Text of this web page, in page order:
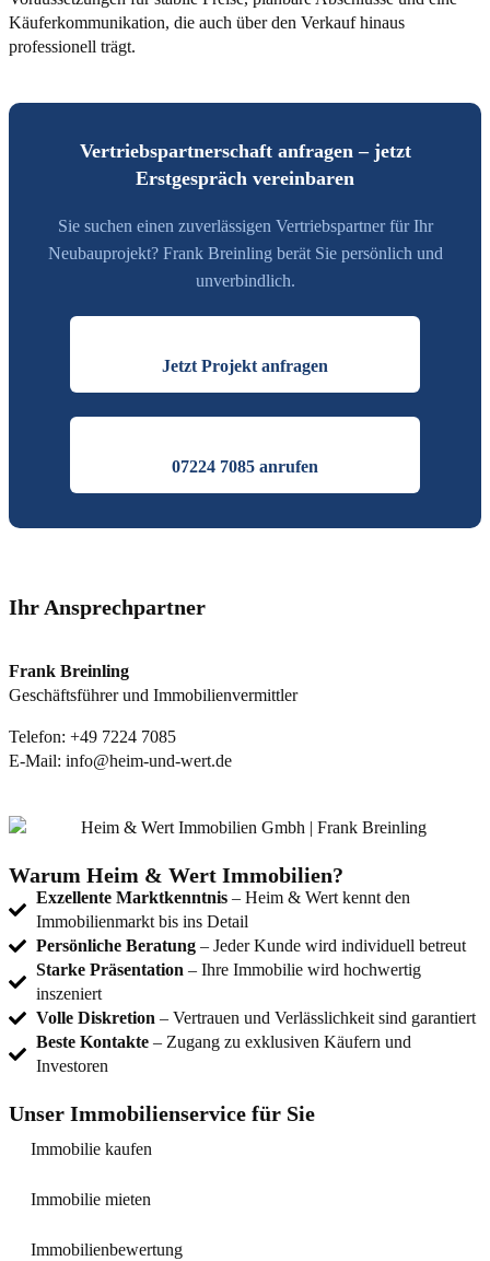
Käuferkommunikation, die auch über den Verkauf hinaus
professionell trägt.
Vertriebspartnerschaft anfragen – jetzt
Erstgespräch vereinbaren
Sie suchen einen zuverlässigen Vertriebspartner für Ihr
Neubauprojekt? Frank Breinling berät Sie persönlich und
unverbindlich.
Jetzt Projekt anfragen
07224 7085 anrufen
Ihr Ansprechpartner
Frank Breinling
Geschäftsführer und Immobilienvermittler
Telefon: +49 7224 7085
E-Mail: info@heim-und-wert.de
Warum Heim & Wert Immobilien?
Exzellente Marktkenntnis – Heim & Wert kennt den
Immobilienmarkt bis ins Detail
Persönliche Beratung – Jeder Kunde wird individuell betreut
Starke Präsentation – Ihre Immobilie wird hochwertig
inszeniert
Volle Diskretion – Vertrauen und Verlässlichkeit sind garantiert
Beste Kontakte – Zugang zu exklusiven Käufern und
Investoren
Unser Immobilienservice für Sie
Immobilie kaufen
Immobilie mieten
Immobilienbewertung